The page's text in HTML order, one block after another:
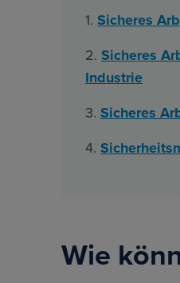
1. Sicheres
2. Sicheres
Industrie
3. Sicheres
4.
Wie